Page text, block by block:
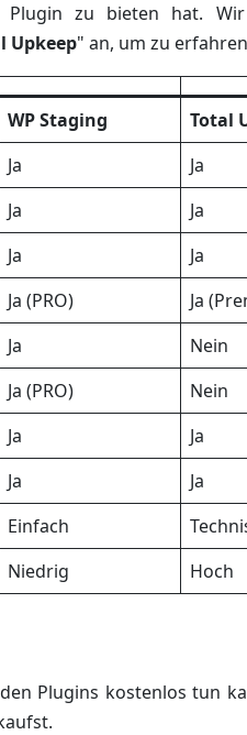
zu bieten hat.
Upkeep" an, um zu
WP Staging
Total
Ja
Ja
Ja
Ja
Ja
Ja
Ja (PRO)
Ja
Ja
Nein
Ja (PRO)
Nein
Ja
Ja
Ja
Ja
Einfach
Niedrig Hoch
Plugins kostenlos tun